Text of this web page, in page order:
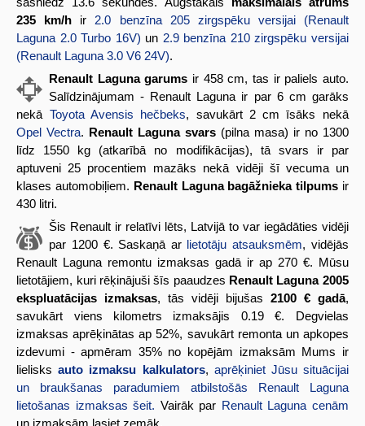
235 km/h ir 2.0 benzīna 205 zirgspēku versijai (Renault
Laguna 2.0 Turbo 16V) un 2.9 benzīna 210 zirgspēku versijai
(Renault Laguna 3.0 V6 24V).
Renault Laguna garums ir 458 cm, tas ir paliels auto.
Salīdzinājumam - Renault Laguna ir par 6 cm garāks
nekā Toyota Avensis hečbeks, savukārt 2 cm īsāks nekā
Opel Vectra. Renault Laguna svars (pilna masa) ir no 1300
līdz 1550 kg (atkarībā no modifikācijas), tā svars ir par
aptuveni 25 procentiem mazāks nekā vidēji šī vecuma un
klases automobiļiem. Renault Laguna bagāžnieka tilpums ir
430 litri.
Šis Renault ir relatīvi lēts, Latvijā to var iegādāties vidēji
par 1200 €. Saskaņā ar lietotāju atsauksmēm, vidējās
Renault Laguna remontu izmaksas gadā ir ap 270 €. Mūsu
lietotājiem, kuri rēķinājuši šīs paaudzes Renault Laguna 2005
ekspluatācijas izmaksas, tās vidēji bijušas 2100 € gadā,
savukārt viens kilometrs izmaksājis 0.19 €. Degvielas
izmaksas aprēķinātas ap 52%, savukārt remonta un apkopes
izdevumi - apmēram 35% no kopējām izmaksām Mums ir
lielisksauto izmaksu kalkulators, aprēķiniet Jūsu situācijai
un braukšanas paradumiem atbilstošās Renault Laguna
lietošanas izmaksas šeit. Vairāk par Renault Laguna cenām
un izmaksām lasiet zemāk.